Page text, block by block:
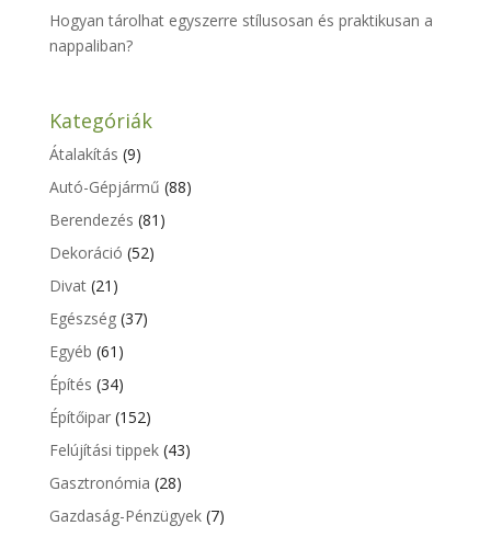
Hogyan tárolhat egyszerre stílusosan és praktikusan a
nappaliban?
Kategóriák
Átalakítás (9)
Autó-Gépjármű (88)
Berendezés (81)
Dekoráció (52)
Divat(21)
Egészség(37)
Egyéb (61)
Építés (34)
Építőipar(152)
Felújítási tippek(43)
Gasztronómia (28)
Gazdaság-Pénzügyek(7)